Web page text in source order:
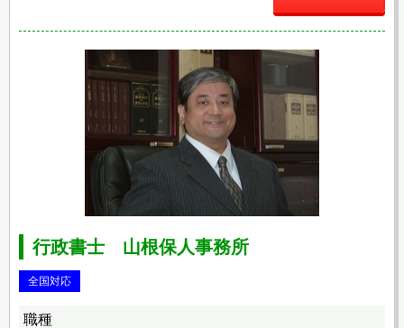
行政書士 山根保人事務所
全国対応
職種